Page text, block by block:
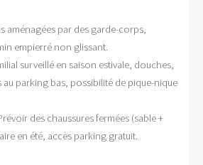
aménagées par des garde-corps,
empierré non glissant.
surveillé en saison estivale, douches,
parking bas, possibilité de pique-nique
des chaussures fermées (sable +
en été, accès parking gratuit.